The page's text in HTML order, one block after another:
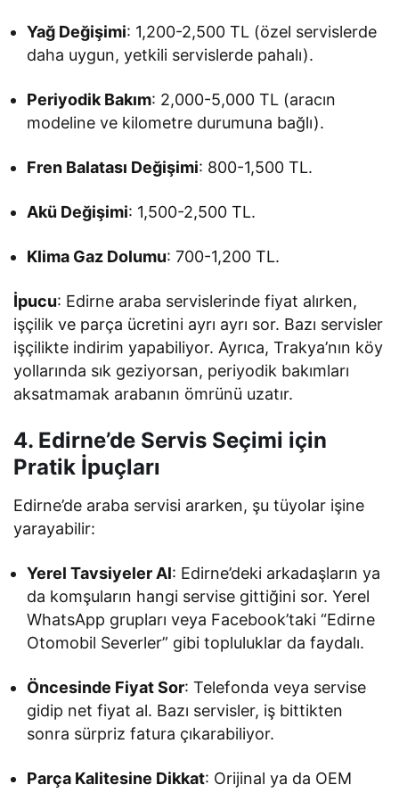
Yağ Değişimi: 1,200-2,500 TL (özel servislerde
daha uygun, yetkili servislerde pahalı).
Periyodik Bakım: 2,000-5,000 TL (aracın
modeline ve kilometre durumuna bağlı).
Fren Balatası Değişimi: 800-1,500 TL.
Akü Değişimi: 1,500-2,500 TL.
Klima Gaz Dolumu: 700-1,200 TL.
İpucu: Edirne araba servislerinde fiyat alırken,
işçilik ve parça ücretini ayrı ayrı sor. Bazı servisler
işçilikte indirim yapabiliyor. Ayrıca, Trakya’nın köy
yollarında sık geziyorsan, periyodik bakımları
aksatmamak arabanın ömrünü uzatır.
4. Edirne’de Servis Seçimi için
Pratik İpuçları
Edirne’de araba servisi ararken, şu tüyolar işine
yarayabilir:
Yerel Tavsiyeler Al: Edirne’deki arkadaşların ya
da komşuların hangi servise gittiğini sor. Yerel
WhatsApp grupları veya Facebook’taki “Edirne
Otomobil Severler” gibi topluluklar da faydalı.
Öncesinde Fiyat Sor: Telefonda veya servise
gidip net fiyat al. Bazı servisler, iş bittikten
sonra sürpriz fatura çıkarabiliyor.
Parça Kalitesine Dikkat: Orijinal ya da OEM